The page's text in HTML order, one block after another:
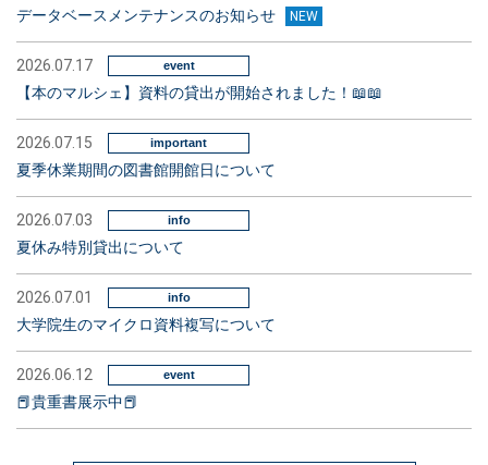
データベースメンテナンスのお知らせ NEW
2026.07.17 event
【本のマルシェ】資料の貸出が開始されました！📖📖
2026.07.15 important
夏季休業期間の図書館開館日について
2026.07.03 info
夏休み特別貸出について
2026.07.01 info
大学院生のマイクロ資料複写について
2026.06.12 event
📕貴重書展示中📕